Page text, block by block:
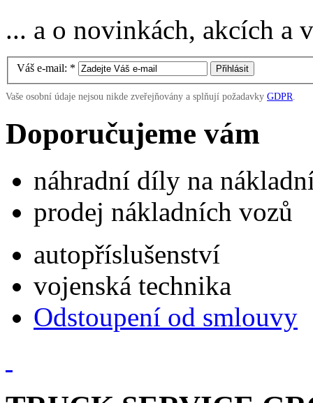
... a o novinkách, akcích
Váš e-mail: *
Vaše osobní údaje nejsou nikde zveřejňovány a splňují požadavky GDPR.
Doporučujeme vám
náhradní díly na
prodej nákladních vozů
autopříslušenství
vojenská technika
Odstoupení od smlouvy